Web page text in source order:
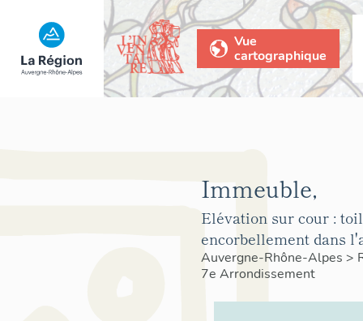
Vue
cartographique
Immeuble,
Elévation sur cour :
encorbellement dans
Auvergne-Rhône-Alpes >
7e Arrondissement